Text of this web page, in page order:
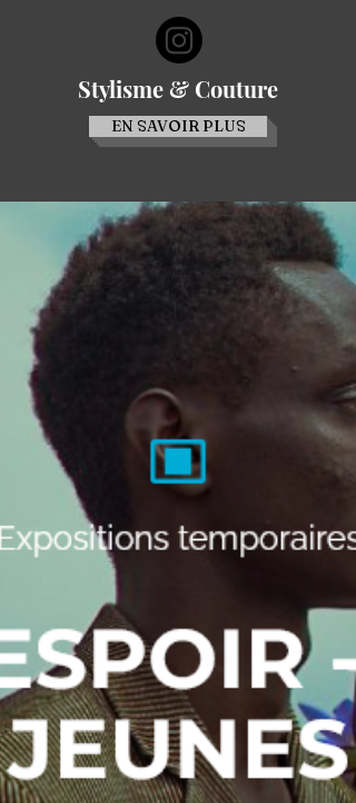
Stylisme & Couture
EN SAVOIR PLUS